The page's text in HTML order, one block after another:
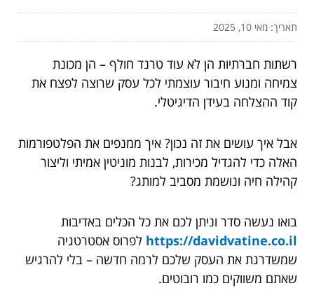
תאריך: מאי 10, 2025
רשתות חברתיות הן לא עוד טרנד חולף – הן מכונת
צמיחה ומנוע חיבור עוצמתי לכל עסק שרוצה לפצח את
קוד ההצלחה בעידן הדיגיטלי.
אבל איך עושים את זה נכון? איך ממנפים את הפלטפורמות
האלה כדי להגדיל מכירות, לבנות מוניטין אמיתי וליצור
קהילה חיה ונושמת מסביב למותג?
בואו נעשה סדר וניתן לכם את כל הכלים באדיבות
https://davidvatine.co.il לפרוס אסטרטגיה
שמשדרגת את העסק שלכם לרמה חדשה – בלי להרגיש
שאתם משווקים כמו רובוטים.